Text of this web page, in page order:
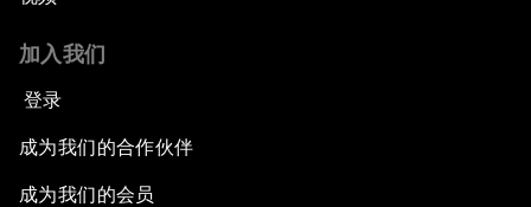
加入我们
登录
成为我们的合作伙伴
成为我们的会员